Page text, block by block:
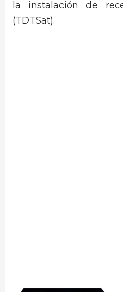
la instalación de
(TDTSat).